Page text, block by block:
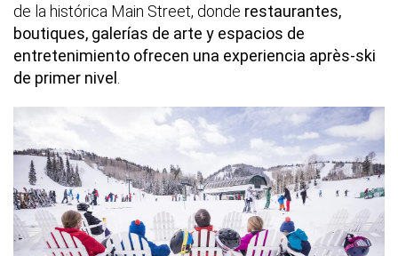
de la histórica Main Street, donde restaurantes,
boutiques, galerías de arte y espacios de
entretenimiento ofrecen una experiencia après-ski
de primer nivel